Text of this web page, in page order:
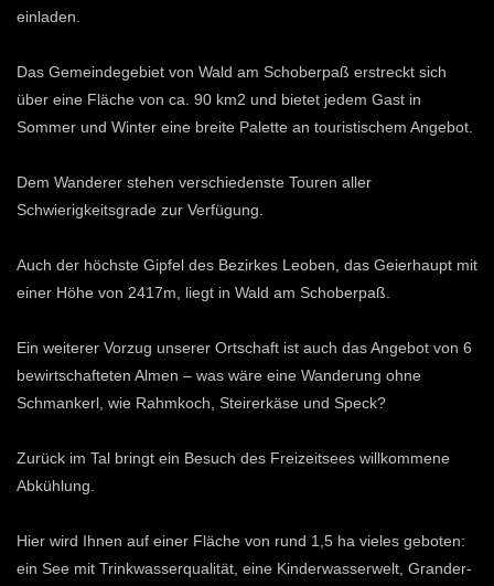
einladen.
Das Gemeindegebiet von Wald am Schoberpaß erstreckt sich
über eine Fläche von ca. 90 km2 und bietet jedem Gast in
Sommer und Winter eine breite Palette an touristischem Angebot.
Dem Wanderer stehen verschiedenste Touren aller
Schwierigkeitsgrade zur Verfügung.
Auch der höchste Gipfel des Bezirkes Leoben, das Geierhaupt mit
einer Höhe von 2417m, liegt in Wald am Schoberpaß.
Ein weiterer Vorzug unserer Ortschaft ist auch das Angebot von 6
bewirtschafteten Almen – was wäre eine Wanderung ohne
Schmankerl, wie Rahmkoch, Steirerkäse und Speck?
Zurück im Tal bringt ein Besuch des Freizeitsees willkommene
Abkühlung.
Hier wird Ihnen auf einer Fläche von rund 1,5 ha vieles geboten:
ein See mit Trinkwasserqualität, eine Kinderwasserwelt, Grander-